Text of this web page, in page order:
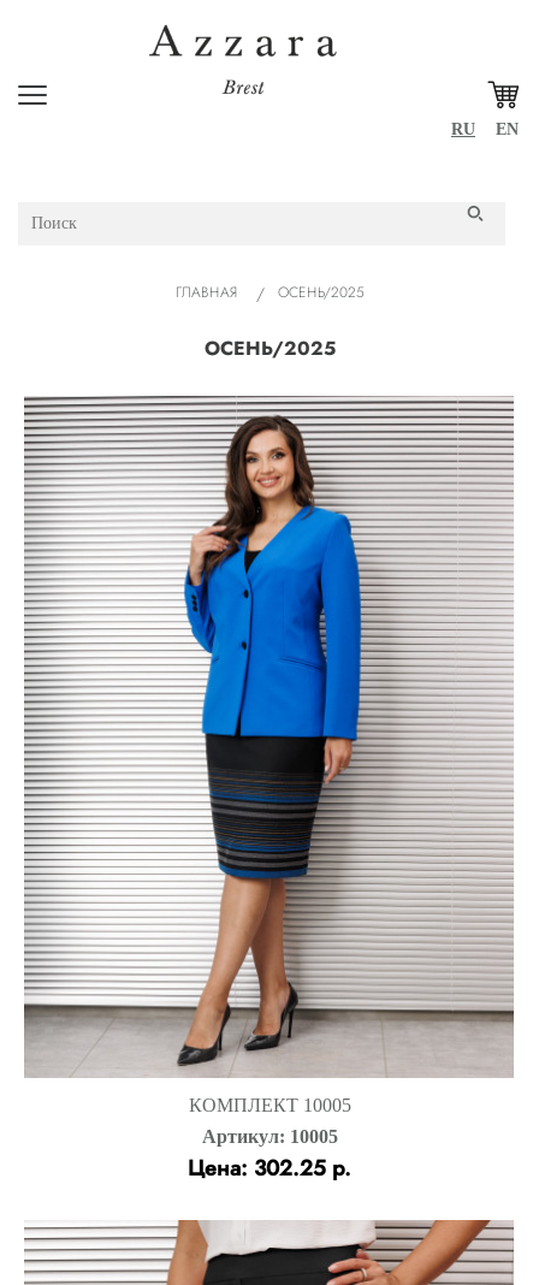
RU EN
ГЛАВНАЯ ОСЕНЬ/2025
ОСЕНЬ/2025
КОМПЛЕКТ 10005
Артикул: 10005
Цена: 302.25 р.